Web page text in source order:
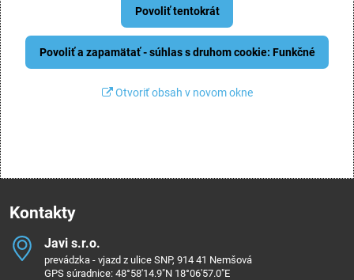
Povoliť tentokrát
Povoliť a zapamätať - súhlas s druhom cookie: Funkčné
Otvoriť obsah v novom okne
Kontakty
Javi s​.r​.o​.
prevádzka - vjazd z ulice SNP, 914 41 Nemšová
GPS súradnice: 48°58'14.9"N 18°06'57.0"E